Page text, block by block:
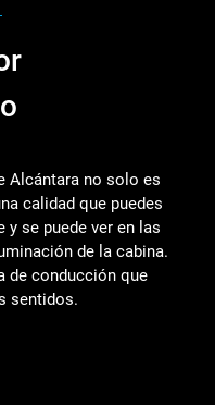
Alcántara no solo es
calidad que puedes
se puede ver en las
de la cabina.
de conducción que
sentidos.